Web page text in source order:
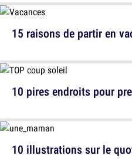
15 raisons de partir en
10 illustrations sur le
10 pires endroits pour